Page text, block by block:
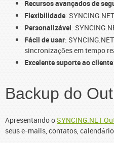
Recursos avançados de
Flexibilidade:
Personalizável:
Fácil de usar:
sincronizações em tempo
Excelente suporte ao cliente
Backup do
Apresentando oSYNCING.NET
seus e-mails, contatos,